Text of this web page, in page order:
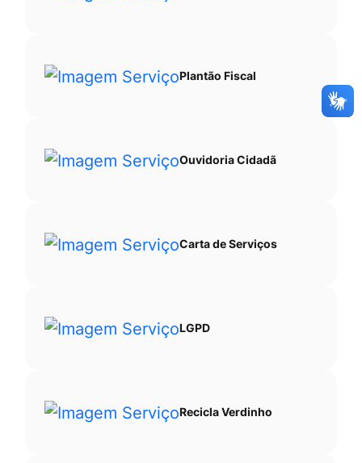
Plantão Fiscal
Ouvidoria Cidadã
Carta de Serviços
LGPD
Recicla Verdinho